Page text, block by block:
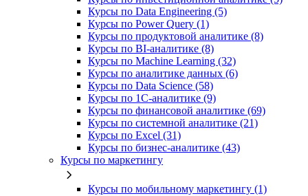
Курсы по Data Engineering (5)
Курсы по Power Query (1)
Курсы по продуктовой аналитике (8)
Курсы по BI‑аналитике (8)
Курсы по Machine Learning (32)
Курсы по аналитике данных (6)
Курсы по Data Science (58)
Курсы по 1С‑аналитике (9)
Курсы по финансовой аналитике (69)
Курсы по системной аналитике (21)
Курсы по Excel (31)
Курсы по бизнес‑аналитике (43)
Курсы по маркетингу
Курсы по мобильному маркетингу (1)